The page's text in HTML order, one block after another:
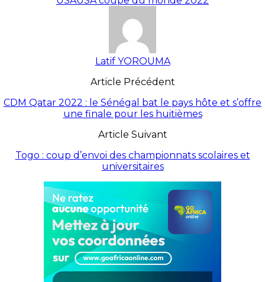
Latif YOROUMA
Article Précédent
CDM Qatar 2022 : le Sénégal bat le pays hôte et s’offre
une finale pour les huitièmes
Article Suivant
Togo : coup d’envoi des championnats scolaires et
universitaires